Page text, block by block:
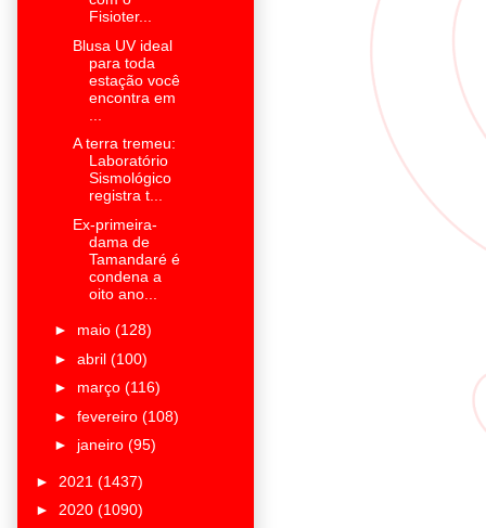
Fisioter...
Blusa UV ideal
para toda
estação você
encontra em
A terra tremeu:
Laboratório
Sismológico
registra t...
Ex-primeira-
dama de
Tamandaré é
condena a
oito ano...
► maio (128)
► abril (100)
► março (116)
► fevereiro (108)
► janeiro (95)
► 2021 (1437)
► 2020 (1090)